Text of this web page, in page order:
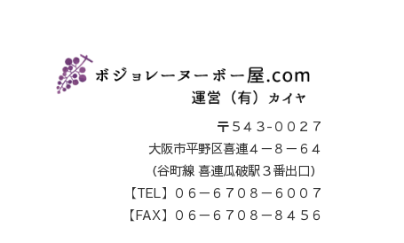
〒５４３-００２７
大阪市平野区喜連４－８－６４
（谷町線 喜連瓜破駅３番出口）
【TEL】０６－６７０８－６００７
【FAX】０６－６７０８－８４５６